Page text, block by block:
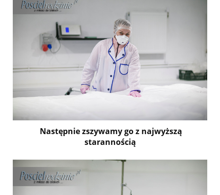
Następnie zszywamy go z najwyższą
starannością